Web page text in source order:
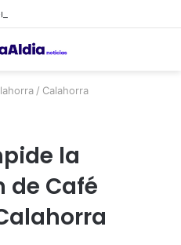
/ Calahorra
la
de Café